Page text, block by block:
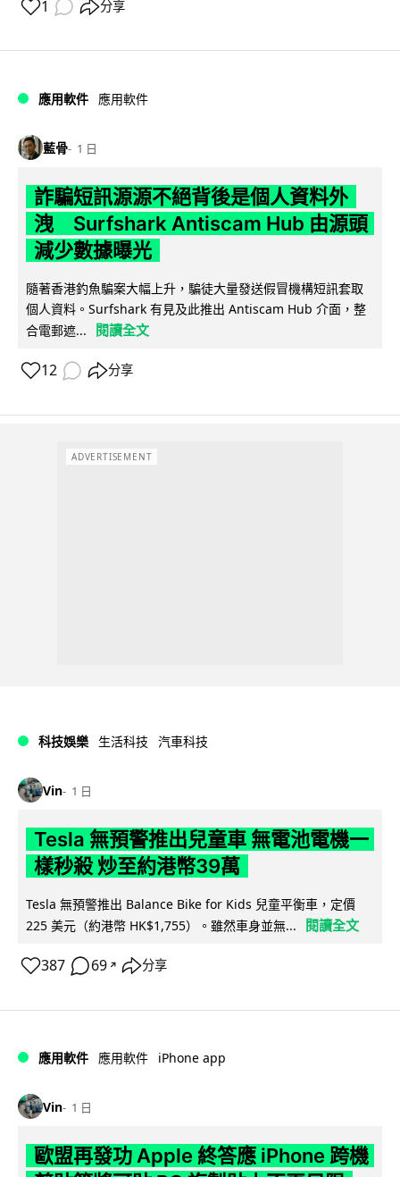
1 分享
應用軟件 應用軟件
藍骨 1 日
詐騙短訊源源不絕背後是個人資料外
洩 Surfshark Antiscam Hub 由源頭
減少數據曝光
隨著香港釣魚騙案大幅上升，騙徒大量發送假冒機構短訊套取
個人資料。Surfshark 有見及此推出 Antiscam Hub 介面，整
合電郵遮...
閱讀全文
12 分享
ADVERTISEMENT
科技娛樂 生活科技 汽車科技
Vin 1 日
Tesla 無預警推出兒童車 無電池電機一
樣秒殺 炒至約港幣39萬
Tesla 無預警推出 Balance Bike for Kids 兒童平衡車，定價
225 美元（約港幣 HK$1,755）。雖然車身並無...
閱讀全文
387 69 ↗ 分享
應用軟件 應用軟件 iPhone app
Vin 1 日
歐盟再發功 Apple 終答應 iPhone 跨機